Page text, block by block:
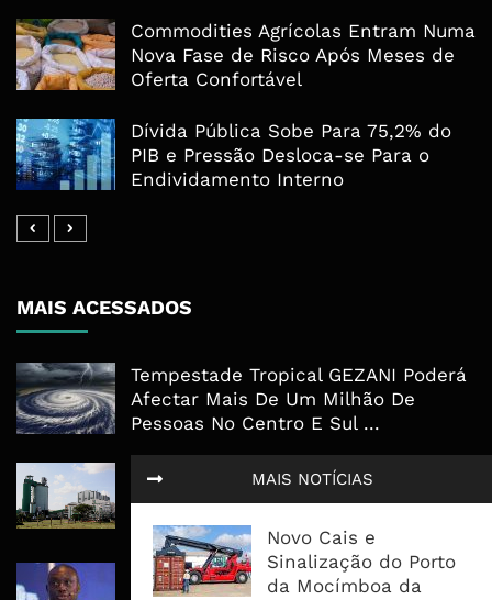
MAIS NOTÍCIAS
Novo Cais e
Sinalização do Porto
da Mocímboa da
Commodities Agrícolas Entram Numa
Nova Fase de Risco Após Meses de
Oferta Confortável
Dívida Pública Sobe Para 75,2% do
PIB e Pressão Desloca-se Para o
Endividamento Interno
MAIS ACESSADOS
Tempestade Tropical GEZANI Poderá
Afectar Mais De Um Milhão De
Pessoas No Centro E Sul ...
Governo admite nova operadora
para a Mozal após suspensão das
operações
CEO do Standard Bank pede ao